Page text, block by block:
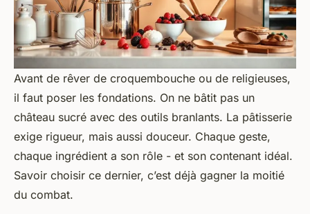
Avant de rêver de croquembouche ou de religieuses,
il faut poser les fondations. On ne bâtit pas un
château sucré avec des outils branlants. La pâtisserie
exige rigueur, mais aussi douceur. Chaque geste,
chaque ingrédient a son rôle - et son contenant idéal.
Savoir choisir ce dernier, c’est déjà gagner la moitié
du combat.